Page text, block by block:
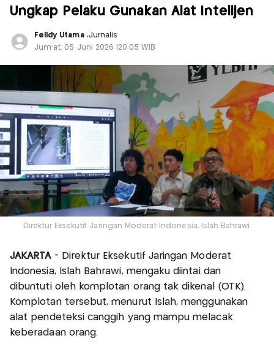
Ungkap Pelaku Gunakan Alat Intelijen
Felldy Utama ,Jurnalis
Jum'at, 05 Juni 2026 |20:05 WIB
Direktur Eksekutif Jaringan Moderat Indonesia, Islah Bahrawi.
JAKARTA - Direktur Eksekutif Jaringan Moderat
Indonesia, Islah Bahrawi, mengaku diintai dan
dibuntuti oleh komplotan orang tak dikenal (OTK).
Komplotan tersebut, menurut Islah, menggunakan
alat pendeteksi canggih yang mampu melacak
keberadaan orang.